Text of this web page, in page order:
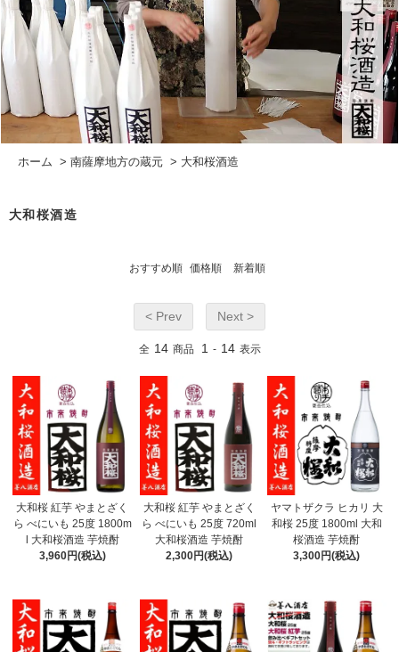
ホーム > 南薩摩地方の蔵元 > 大和桜酒造
大和桜酒造
おすすめ順 価格順 新着順
< Prev Next >
全 14 商品 1 - 14 表示
大和桜 紅芋 やまとざく
ら べにいも 25度 1800m
l 大和桜酒造 芋焼酎
3,960円(税込)
大和桜 紅芋 やまとざく
ら べにいも 25度 720ml
大和桜酒造 芋焼酎
2,300円(税込)
ヤマトザクラ ヒカリ 大
和桜 25度 1800ml 大和
桜酒造 芋焼酎
3,300円(税込)